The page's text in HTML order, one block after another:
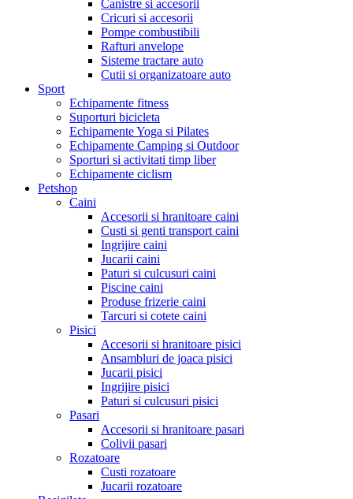
Canistre si accesorii
Cricuri si accesorii
Pompe combustibili
Rafturi anvelope
Sisteme tractare auto
Cutii si organizatoare auto
Sport
Echipamente fitness
Suporturi bicicleta
Echipamente Yoga si Pilates
Echipamente Camping si Outdoor
Sporturi si activitati timp liber
Echipamente ciclism
Petshop
Caini
Accesorii si hranitoare caini
Custi si genti transport caini
Ingrijire caini
Jucarii caini
Paturi si culcusuri caini
Piscine caini
Produse frizerie caini
Tarcuri si cotete caini
Pisici
Accesorii si hranitoare pisici
Ansambluri de joaca pisici
Jucarii pisici
Ingrijire pisici
Paturi si culcusuri pisici
Pasari
Accesorii si hranitoare pasari
Colivii pasari
Rozatoare
Custi rozatoare
Jucarii rozatoare